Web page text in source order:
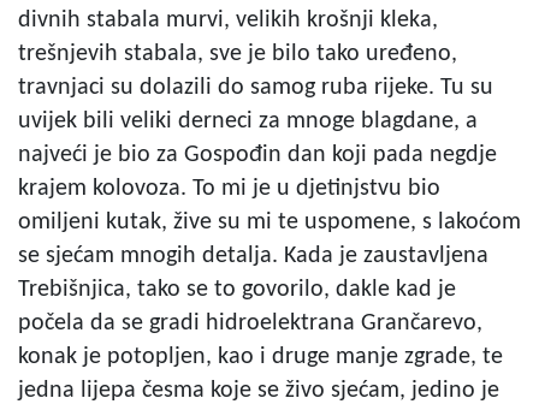
divnih stabala murvi, velikih krošnji kleka,
trešnjevih stabala, sve je bilo tako uređeno,
travnjaci su dolazili do samog ruba rijeke. Tu su
uvijek bili veliki derneci za mnoge blagdane, a
najveći je bio za Gospođin dan koji pada negdje
krajem kolovoza. To mi je u djetinjstvu bio
omiljeni kutak, žive su mi te uspomene, s lakoćom
se sjećam mnogih detalja. Kada je zaustavljena
Trebišnjica, tako se to govorilo, dakle kad je
počela da se gradi hidroelektrana Grančarevo,
konak je potopljen, kao i druge manje zgrade, te
jedna lijepa česma koje se živo sjećam, jedino je